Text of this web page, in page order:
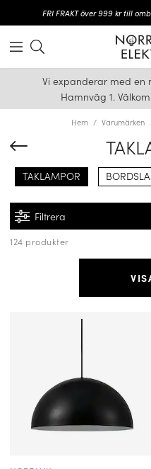
FRI FRAKT över 999 kr till
Vi expanderar med en
Hamnväg 1.
Hem Varumärken
TAKLAMPOR
Filtrera
124 produkter